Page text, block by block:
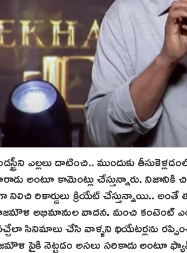
ఎల్లలు దాటించి.. ముందుకు
అంటూ కామెంట్లు చేస్తున్నారు. నిజానికి
గా నిలిచి రికార్డులు క్రియేట్ చేస్తున్నాయి..
అభిమానుల వాదన. మంచి కంటెంట్
నచ్చేలా సినిమాలు చేసి వాళ్ళని థియేటర్లను
పైకి నెట్టడం అసలు సరికాదు అంటూ